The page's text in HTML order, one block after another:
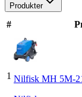
Produkter
#
1 Nilfisk MH 5M-